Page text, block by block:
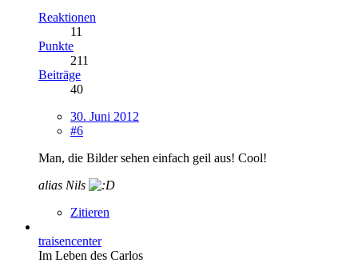
Reaktionen
11
Punkte
211
Beiträge
40
30. Juni 2012
#6
Man, die Bilder sehen einfach geil aus! Cool!
alias Nils
Zitieren
traisencenter
Im Leben des Carlos